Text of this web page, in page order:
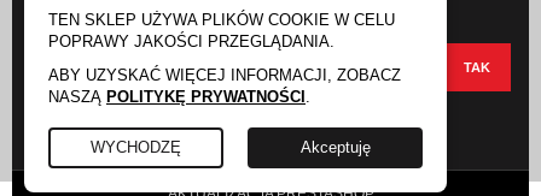
TEN SKLEP UŻYWA PLIKÓW COOKIE W CELU
POPRAWY JAKOŚCI PRZEGLĄDANIA.
ABY UZYSKAĆ WIĘCEJ INFORMACJI, ZOBACZ
NASZĄ POLITYKĘ PRYWATNOŚCI .
WYCHODZĘ Akceptuję
NEWSLETTER
FACEBOOKINSTAGRAM